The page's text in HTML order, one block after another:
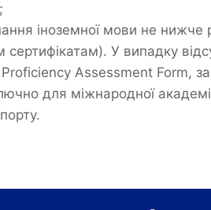
іноземної мови не нижче
У випадку
Assessment Form,
для міжнародної